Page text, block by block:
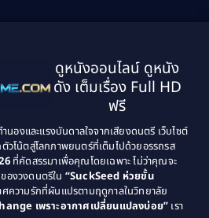
(134)
หนังคลาสสิก(21)
หนังคลาสสิก(25)
ตลก(46)
ตลก(515)
1994
1992
1988
1986
1984
1982
ดูหนังออนไลน์ ดูหนัง
ดัง เต็มเรื่อง Full HD
ฟรี
องและแรงบันดาลใจจากเสียงดนตรี เว็บไซต์
วโน้ตสู่โลกภาพยนตร์ที่เต็มไปด้วยอรรถรส
ที่คัดสรรมาเพื่อคุณโดยเฉพาะ ไม่ว่าคุณจะ
องวงดนตรีใน “SuckSeed ห่วยขั้น
ความรักที่ผันแปรตามฤดูกาลในวิทยาลัย
เพราะอากาศเปลี่ยนแปลงบ่อย” เรา